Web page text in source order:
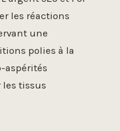
les réactions
une
polies à la
aspérités
les tissus